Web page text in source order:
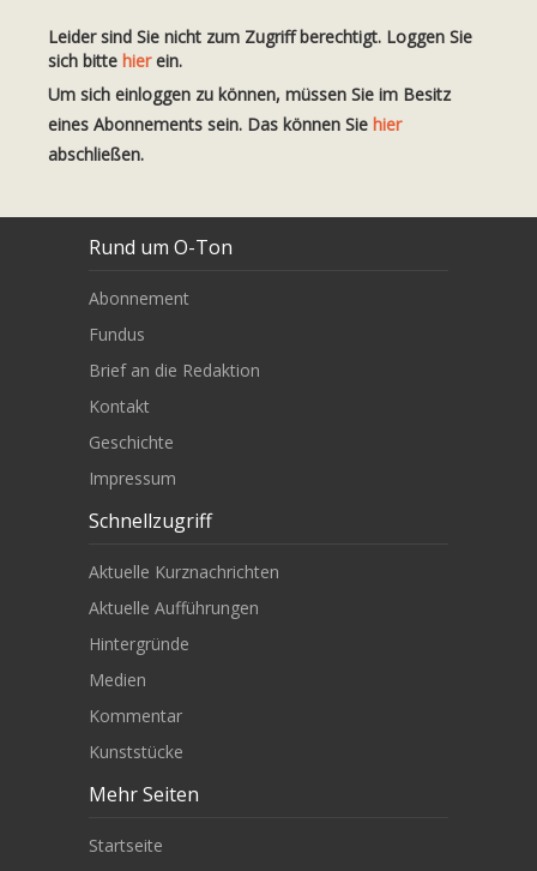
Leider sind Sie nicht zum Zugriff berechtigt. Loggen Sie
sich bitte hierein.
Um sich einloggen zu können, müssen Sie im Besitz
eines Abonnements sein. Das können Sie hier
abschließen.
Rund um O-Ton
Abonnement
Fundus
Brief an die Redaktion
Kontakt
Geschichte
Impressum
Schnellzugriff
Aktuelle Kurznachrichten
Aktuelle Aufführungen
Hintergründe
Medien
Kommentar
Kunststücke
Mehr Seiten
Startseite